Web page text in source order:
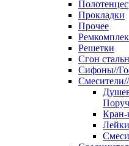
Прокладки
Прочее
Решетки
Сгон
Сифоны//
Кран-